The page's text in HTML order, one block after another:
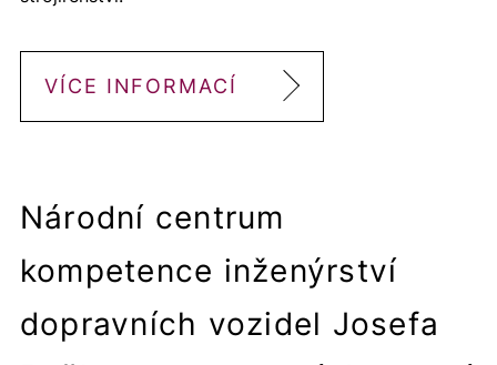
VÍCE INFORMACÍ
Národní centrum
kompetence inženýrství
dopravních vozidel Josefa